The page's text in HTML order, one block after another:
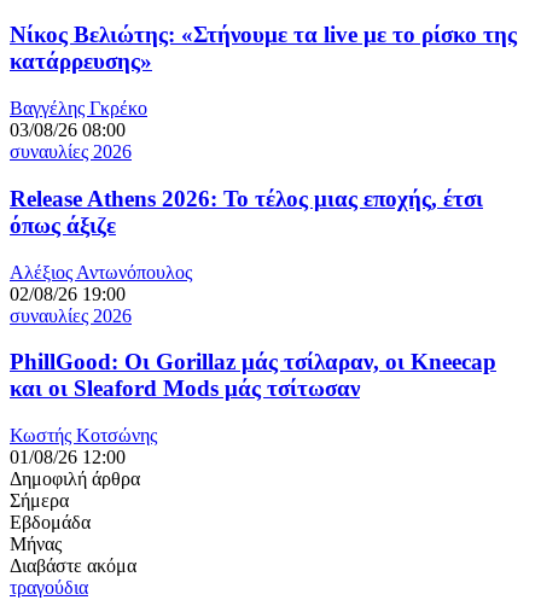
Νίκος Βελιώτης: «Στήνουμε τα live με το ρίσκο της
κατάρρευσης»
Βαγγέλης Γκρέκο
03/08/26 08:00
συναυλίες 2026
Release Athens 2026: Το τέλος μιας εποχής, έτσι
όπως άξιζε
Αλέξιος Αντωνόπουλος
02/08/26 19:00
συναυλίες 2026
PhillGood: Οι Gorillaz μάς τσίλαραν, οι Kneecap
και οι Sleaford Mods μάς τσίτωσαν
Κωστής Κοτσώνης
01/08/26 12:00
Δημοφιλή άρθρα
Σήμερα
Εβδομάδα
Μήνας
Διαβάστε ακόμα
τραγούδια